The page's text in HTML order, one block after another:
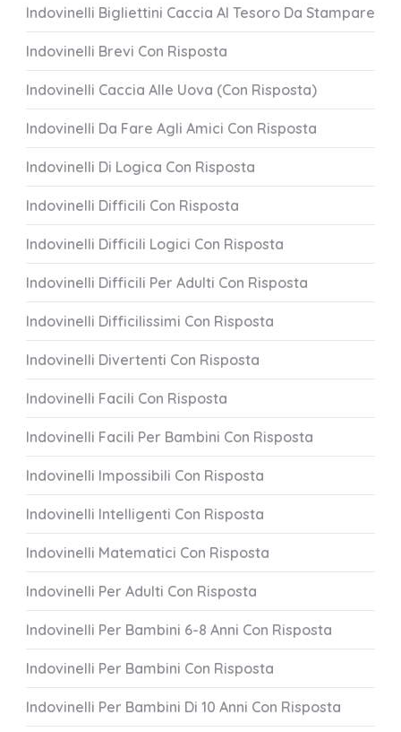
Indovinelli Bigliettini Caccia Al Tesoro Da Stampare
Indovinelli Brevi Con Risposta
Indovinelli Caccia Alle Uova (Con Risposta)
Indovinelli Da Fare Agli Amici Con Risposta
Indovinelli Di Logica Con Risposta
Indovinelli Difficili Con Risposta
Indovinelli Difficili Logici Con Risposta
Indovinelli Difficili Per Adulti Con Risposta
Indovinelli Difficilissimi Con Risposta
Indovinelli Divertenti Con Risposta
Indovinelli Facili Con Risposta
Indovinelli Facili Per Bambini Con Risposta
Indovinelli Impossibili Con Risposta
Indovinelli Intelligenti Con Risposta
Indovinelli Matematici Con Risposta
Indovinelli Per Adulti Con Risposta
Indovinelli Per Bambini 6-8 Anni Con Risposta
Indovinelli Per Bambini Con Risposta
Indovinelli Per Bambini Di 10 Anni Con Risposta